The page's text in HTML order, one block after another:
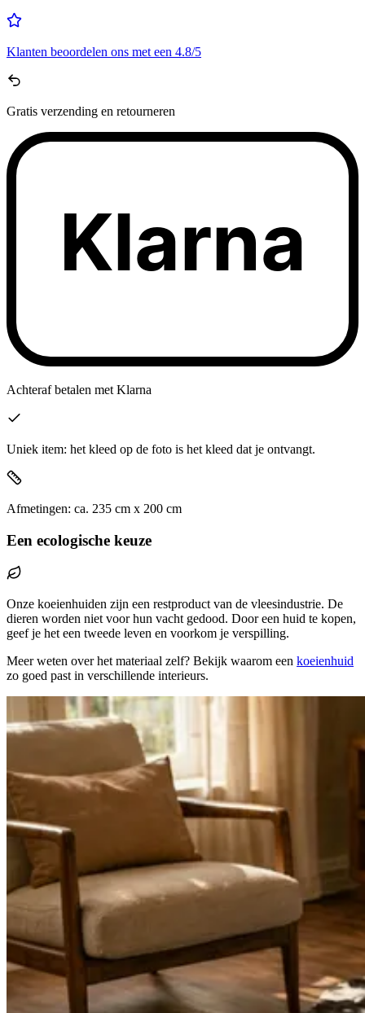
Klanten beoordelen ons met een 4.8/5
Gratis verzending en retourneren
Klarna
Achteraf betalen met Klarna
Uniek item: het kleed op de foto is het kleed dat je ontvangt.
Afmetingen: ca. 235 cm x 200 cm
Een ecologische keuze
Onze koeienhuiden zijn een restproduct van de vleesindustrie. De
dieren worden niet voor hun vacht gedood. Door een huid te kopen,
geef je het een tweede leven en voorkom je verspilling.
Meer weten over het materiaal zelf? Bekijk waarom een koeienhuid
zo goed past in verschillende interieurs.